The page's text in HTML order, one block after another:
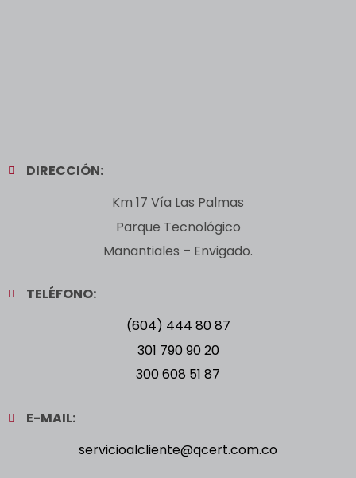
DIRECCIÓN:
Km 17 Vía Las Palmas
Parque Tecnológico
Manantiales – Envigado.
TELÉFONO:
(604) 444 80 87
301 790 90 20
300 608 51 87
E-MAIL:
servicioalcliente@qcert.com.co